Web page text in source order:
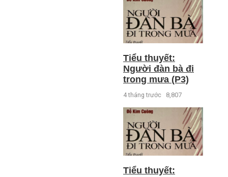
Tiểu thuyết:
Người đàn bà đi
trong mưa (P3)
4 tháng trước 8,807
Tiểu thuyết: